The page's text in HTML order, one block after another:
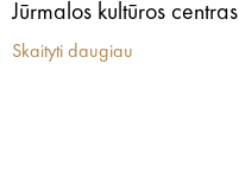
Jūrmalos kultūros centras
Skaityti daugiau